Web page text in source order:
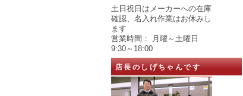
土日祝日はメーカーへの在庫
確認、名入れ作業はお休みし
ます
営業時間： 月曜～土曜日
9:30～18:00
店長のしげちゃんです